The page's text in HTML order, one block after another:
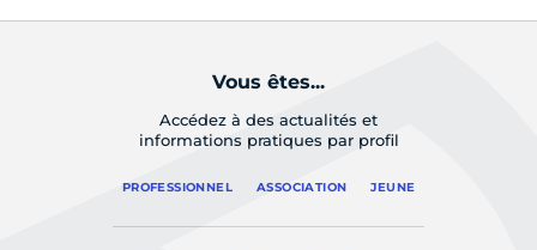
Vous êtes...
Accédez à des actualités et
informations pratiques par profil
PROFESSIONNEL ASSOCIATION JEUNE